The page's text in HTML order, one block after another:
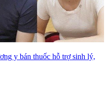
y bán thuốc hỗ trợ sinh lý,